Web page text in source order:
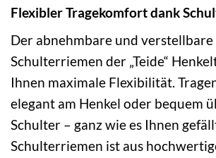
Flexibler Tragekomfort dank
Der abnehmbare und verstellbare
Schulterriemen der „Teide“
Ihnen maximale Flexibilität.
elegant am Henkel oder bequem
Schulter – ganz wie es Ihnen
Schulterriemen ist aus